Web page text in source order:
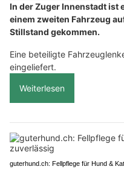
In der Zuger Innenstadt ist
einem zweiten Fahrzeug
Stillstand gekommen.
Eine beteiligte
eingeliefert.
Weiterlesen
guterhund.ch: Fellpflege für Hund &